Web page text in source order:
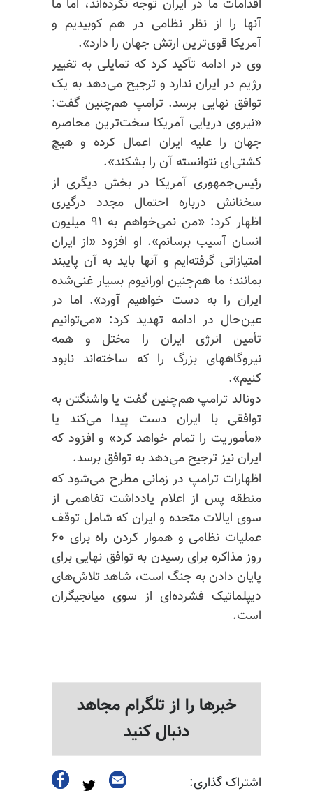
اقدامات ما در ایران توجه نکرده‌اند، اما ما
آنها را از نظر نظامی در هم کوبیدیم و
آمریکا قوی‌ترین ارتش جهان را دارد».
وی در ادامه تأکید کرد که تمایلی به تغییر
رژیم در ایران ندارد و ترجیح می‌دهد به یک
توافق نهایی برسد. ترامپ هم‌چنین گفت:
«نیروی دریایی آمریکا سخت‌ترین محاصره
جهان را علیه ایران اعمال کرده و هیچ
کشتی‌ای نتوانسته آن را بشکند».
رئیس‌جمهوری آمریکا در بخش دیگری از
سخنانش درباره احتمال مجدد درگیری
اظهار کرد: «من نمی‌خواهم به ۹۱ میلیون
انسان آسیب برسانم». او افزود «از ایران
امتیازاتی گرفته‌ایم و آنها باید به آن پایبند
بمانند؛ ما هم‌چنین اورانیوم بسیار غنی‌شده
ایران را به دست خواهیم آورد». اما در
عین‌حال در ادامه تهدید کرد: «می‌توانیم
تأمین انرژی ایران را مختل و همه
نیروگاههای بزرگ را که ساخته‌اند نابود
کنیم».
دونالد ترامپ هم‌چنین گفت یا واشنگتن به
توافقی با ایران دست پیدا می‌کند یا
«مأموریت را تمام خواهد کرد» و افزود که
ایران نیز ترجیح می‌دهد به توافق برسد.
اظهارات ترامپ در زمانی مطرح می‌شود که
منطقه پس از اعلام یادداشت تفاهمی از
سوی ایالات متحده و ایران که شامل توقف
عملیات نظامی و هموار کردن راه برای ۶۰
روز مذاکره برای رسیدن به توافق نهایی برای
پایان دادن به جنگ است، شاهد تلاش‌های
دیپلماتیک فشرده‌ای از سوی میانجیگران
است.
خبرها را از تلگرام مجاهد
دنبال کنید
اشتراک گذاری: